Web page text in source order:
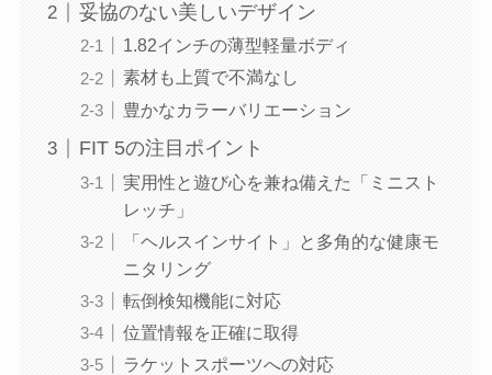
妥協のない美しいデザイン
1.82インチの薄型軽量ボディ
素材も上質で不満なし
豊かなカラーバリエーション
FIT 5の注目ポイント
実用性と遊び心を兼ね備えた「ミニスト
レッチ」
「ヘルスインサイト」と多角的な健康モ
ニタリング
転倒検知機能に対応
位置情報を正確に取得
ラケットスポーツへの対応